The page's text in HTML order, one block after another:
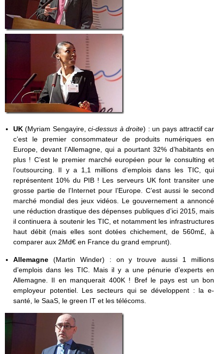
UK(Myriam Sengayire,ci-dessus à droite) : un pays attractif car
c’est le premier consommateur de produits numériques en
Europe, devant l’Allemagne, qui a pourtant 32% d’habitants en
plus ! C’est le premier marché européen pour le consulting et
l’outsourcing. Il y a 1,1 millions d’emplois dans les TIC, qui
représentent 10% du PIB ! Les serveurs UK font transiter une
grosse partie de l’Internet pour l’Europe. C’est aussi le second
marché mondial des jeux vidéos. Le gouvernement a annoncé
une réduction drastique des dépenses publiques d’ici 2015, mais
il continuera à soutenir les TIC, et notamment les infrastructures
haut débit (mais elles sont dotées chichement, de 560m£, à
comparer aux 2Md€ en France du grand emprunt).
Allemagne (Martin Winder) : on y trouve aussi 1 millions
d’emplois dans les TIC. Mais il y a une pénurie d’experts en
Allemagne. Il en manquerait 400K ! Bref le pays est un bon
employeur potentiel. Les secteurs qui se développent : la e-
santé, le SaaS, le green IT et les télécoms.